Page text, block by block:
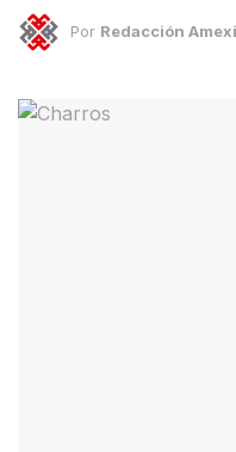
Por Redacción Amexi